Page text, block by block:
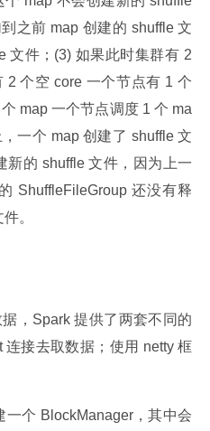
之前 map 创建的 shuffle 文
文件；(3) 如果此时集群有 2
个空 core 一个节点有 1 个
map 一个节点调度 1 个 ma
一个 map 创建了 shuffle 文
新的 shuffle 文件，因为上一
ShuffleFileGroup 还没有释
。
，Spark 提供了两套不同的
接去取数据；使用 netty 框
个 BlockManager，其中会